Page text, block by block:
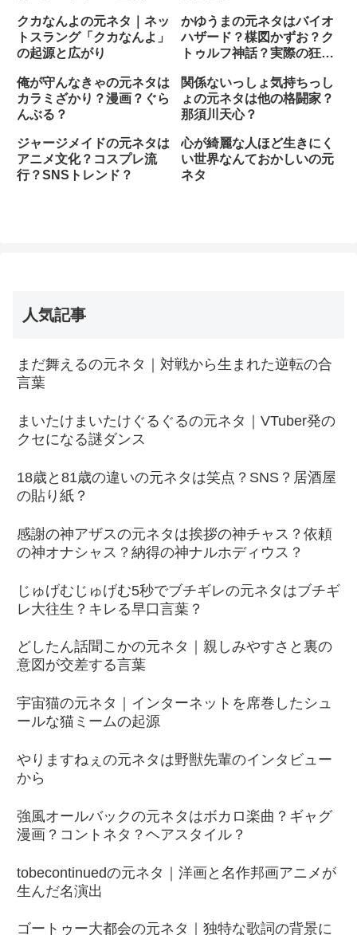
クカなんよの元ネタ｜ネッ
トスラング「クカなんよ」
の起源と広がり
かゆうまの元ネタはバイオ
ハザード？楳図かずお？ク
トゥルフ神話？実際の狂人
俺が守んなきゃの元ネタは
カラミざかり？漫画？ぐら
んぶる？
関係ないっしょ気持ちっし
ょの元ネタは他の格闘家？
那須川天心？
ジャージメイドの元ネタは
アニメ文化？コスプレ流
行？SNSトレンド？
心が綺麗な人ほど生きにく
い世界なんておかしいの元
ネタ
人気記事
まだ舞えるの元ネタ｜対戦から生まれた逆転の合
言葉
まいたけまいたけぐるぐるの元ネタ｜VTuber発の
クセになる謎ダンス
18歳と81歳の違いの元ネタは笑点？SNS？居酒屋
の貼り紙？
感謝の神アザスの元ネタは挨拶の神チャス？依頼
の神オナシャス？納得の神ナルホディウス？
じゅげむじゅげむ5秒でブチギレの元ネタはブチギ
レ大往生？キレる早口言葉？
どしたん話聞こかの元ネタ｜親しみやすさと裏の
意図が交差する言葉
宇宙猫の元ネタ｜インターネットを席巻したシュ
ールな猫ミームの起源
やりますねぇの元ネタは野獣先輩のインタビュー
から
強風オールバックの元ネタはボカロ楽曲？ギャグ
漫画？コントネタ？ヘアスタイル？
tobecontinuedの元ネタ｜洋画と名作邦画アニメが
生んだ名演出
ゴートゥー大都会の元ネタ｜独特な歌詞の背景に